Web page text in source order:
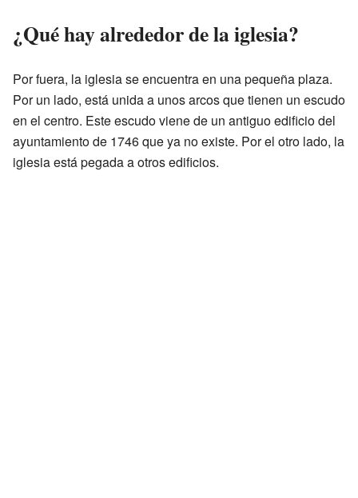
¿Qué hay alrededor de la iglesia?
Por fuera, la iglesia se encuentra en una pequeña plaza.
Por un lado, está unida a unos arcos que tienen un escudo
en el centro. Este escudo viene de un antiguo edificio del
ayuntamiento de 1746 que ya no existe. Por el otro lado, la
iglesia está pegada a otros edificios.